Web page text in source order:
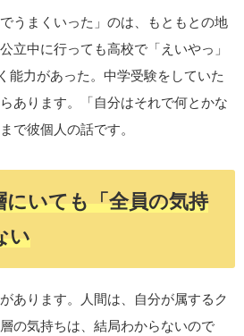
うまくいった」のは、もともとの地
立中に行っても高校で「えいやっ」
能力があった。中学受験をしていた
あります。「自分はそれで何とかな
で彼個人の話です。
にいても「全員の気持
い
あります。人間は、自分が属するク
の気持ちは、結局わからないので